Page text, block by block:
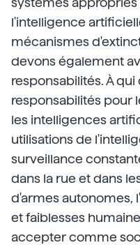
l'intelligence
mécanismes
devons également
responsabilités. À
responsabilités pour
les intelligences
utilisations de
surveillance
dans la rue et dans
d'armes autonomes,
et faiblesses
accepter comme